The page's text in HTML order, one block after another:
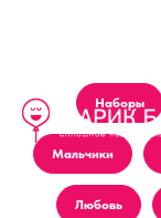
Наборы
Мальчики
Любовь